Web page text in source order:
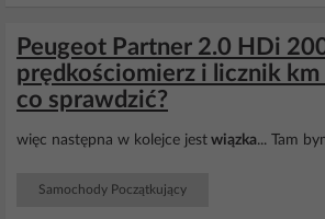
Peugeot Partner 2.0 HDi
prędkościomierz i licznik km
co sprawdzić?
więc następna w kolejce jest wiązka... Tam
Samochody Początkujący